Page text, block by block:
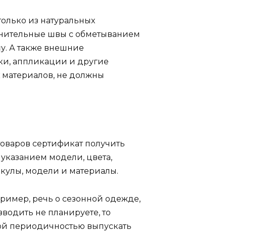
из натуральных
швы с обметыванием
А также внешние
аппликации и другие
не должны
сертификат получить
модели, цвета,
модели и материалы.
речь о сезонной одежде,
не планируете, то
периодичностью выпускать